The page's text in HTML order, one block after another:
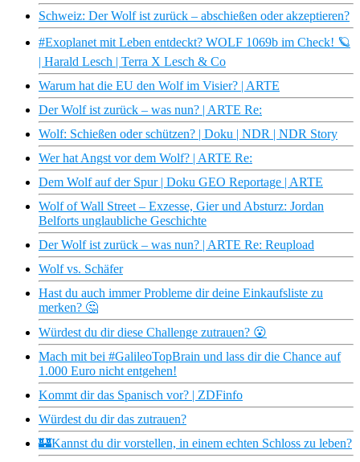
Schweiz: Der Wolf ist zurück – abschießen oder akzeptieren?
#Exoplanet mit Leben entdeckt? WOLF 1069b im Check! 🪐
| Harald Lesch | Terra X Lesch & Co
Warum hat die EU den Wolf im Visier? | ARTE
Der Wolf ist zurück – was nun? | ARTE Re:
Wolf: Schießen oder schützen? | Doku | NDR | NDR Story
Wer hat Angst vor dem Wolf? | ARTE Re:
Dem Wolf auf der Spur | Doku GEO Reportage | ARTE
Wolf of Wall Street – Exzesse, Gier und Absturz: Jordan
Belforts unglaubliche Geschichte
Der Wolf ist zurück – was nun? | ARTE Re: Reupload
Wolf vs. Schäfer
Hast du auch immer Probleme dir deine Einkaufsliste zu
merken? 🤔
Würdest du dir diese Challenge zutrauen? 😮
Mach mit bei #GalileoTopBrain und lass dir die Chance auf
1.000 Euro nicht entgehen!
Kommt dir das Spanisch vor? | ZDFinfo
Würdest du dir das zutrauen?
🏰Kannst du dir vorstellen, in einem echten Schloss zu leben?